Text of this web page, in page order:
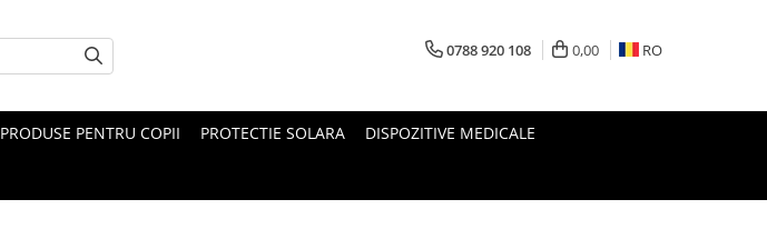
0788 920 108 0,00 RO
PRODUSE PENTRU COPII PROTECTIE SOLARA DISPOZITIVE MEDICALE